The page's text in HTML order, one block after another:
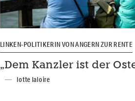
LINKEN-POLITIKERIN VON ANGERN ZUR RENTE
„Dem Kanzler ist der
lotte laloire